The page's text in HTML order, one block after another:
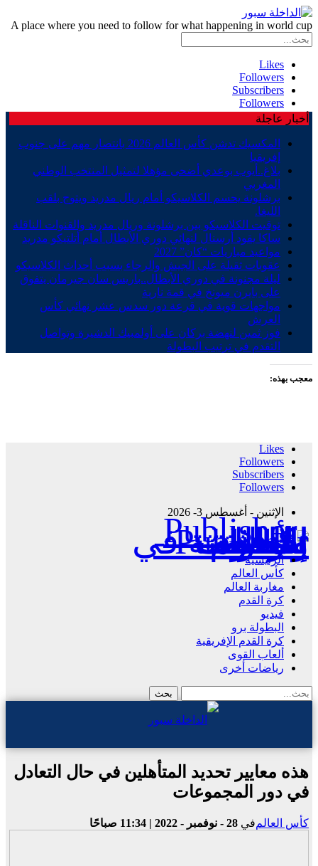
A place where you need to follow for what happening in world cup
Likes
Followers
Subscribers
Followers
أخبار عاجلة
المكسيك تدشن كأس العالم 2026 بانتصار مهم على جنوب
إفريقيا
بلاغ..أيوب بوعدي أضحى مؤهلا لتمثيل المنتخب الوطني
المغربي
برشلونة يحسم الكلاسيكو أمام ريال مدريد ويتوج بلقب
الليغا.
توقيت الكلاسيكو بين برشلونة وريال مدريد والقنوات الناقلة
ساكا يقود أرسنال لنهائي دوري الأبطال أمام أتلتيكو مدريد
مواعيد مباريات “كان” 2027
عقوبات ثقيلة على الجيش والرجاء بسبب أحداث الكلاسيكو
ليلة مجنونة في دوري الأبطال..باريس سان جيرمان يتفوق
على بايرن ميونخ في قمة نارية
مواجهات قوية في قرعة دور سدس عشر نهائي كأس
العرش
فوز ثمين لنهضة بركان على أولمبيك الدشيرة وتواصل
التقدم في ترتيب البطولة
معجب بهذه:
Likes
Followers
Subscribers
Followers
الإثنين - أغسطس 3- 2026
Publisher - تغطية إخبارية لكافة الأحداث الرياضية في المغرب والعالم.
الرئيسية
كأس العالم
مغاربة العالم
كرة القدم
فيديو
البطولة برو
كرة القدم الإفريقية
ألعاب القوى
رياضات أخرى
هذه معايير تحديد المتأهلين في حال التعادل
في دور المجموعات
كأس العالمفي 28 - نوفمبر - 2022 | 11:34 صباحًا